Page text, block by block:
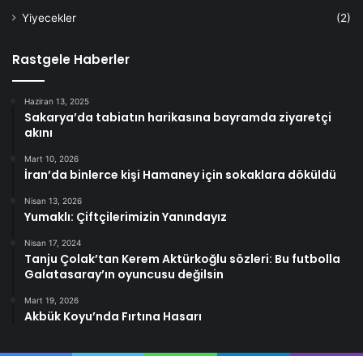
Yiyecekler
(2)
Rastgele Haberler
Haziran 13, 2025
Sakarya’da tabiatın harikasına bayramda ziyaretçi
akını
Mart 10, 2026
İran’da binlerce kişi Hamaney için sokaklara döküldü
Nisan 13, 2026
Yumaklı: Çiftçilerimizin Yanındayız
Nisan 17, 2024
Tanju Çolak’tan Kerem Aktürkoğlu sözleri: Bu futbolla
Galatasaray’ın oyuncusu değilsin
Mart 19, 2026
Akbük Koyu’nda Fırtına Hasarı